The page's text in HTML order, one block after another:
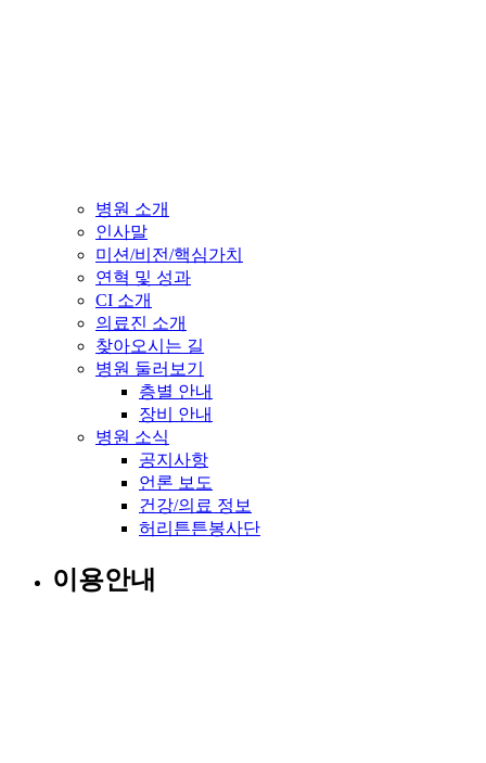
병원 소개
인사말
미션/비전/핵심가치
연혁 및 성과
CI 소개
의료진 소개
찾아오시는 길
병원 둘러보기
층별 안내
장비 안내
병원 소식
공지사항
언론 보도
건강/의료 정보
허리튼튼봉사단
이용안내